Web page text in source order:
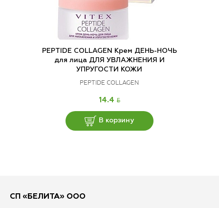
PEPTIDE COLLAGEN Крем ДЕНЬ-НОЧЬ
для лица ДЛЯ УВЛАЖНЕНИЯ И
УПРУГОСТИ КОЖИ
PEPTIDE COLLAGEN
14.4 BYN
В корзину
СП «БЕЛИТА» ООО